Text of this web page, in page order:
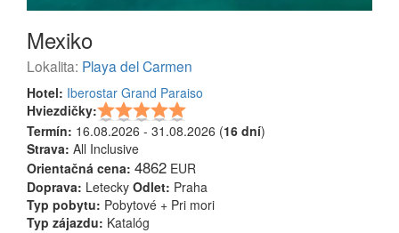
Mexiko
Lokalita: Playa del Carmen
Hotel: Iberostar Grand Paraiso
Hviezdičky:
Termín: 16.08.2026 - 31.08.2026 (16 dní)
Strava: All Inclusive
Orientačná cena: 4862 EUR
Doprava: Letecky Odlet: Praha
Typ pobytu: Pobytové + Pri mori
Typ zájazdu: Katalóg